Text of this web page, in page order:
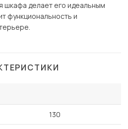
шкафа делает его идеальным
функциональность и
130